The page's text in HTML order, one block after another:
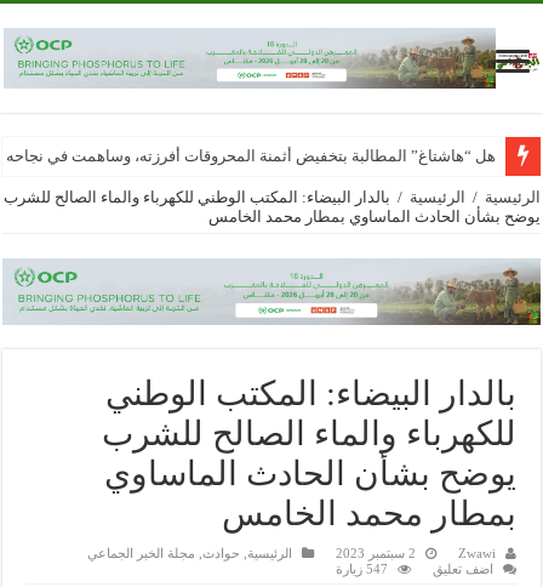
هل “هاشتاغ” المطالبة بتخفيض أثمنة المحروقات أفرزته، وساهمت في
الرئيسية / الرئيسية / بالدار البيضاء: المكتب الوطني للكهرباء والماء الصالح للشرب
يوضح بشأن الحادث الماساوي بمطار محمد الخامس
بالدار البيضاء: المكتب الوطني
للكهرباء والماء الصالح للشرب
يوضح بشأن الحادث الماساوي
بمطار محمد الخامس
Zwawi 2 سبتمبر 2023 الرئيسية حوادث مجلة الخبر الجماعي
اضف تعليق
547 زيارة